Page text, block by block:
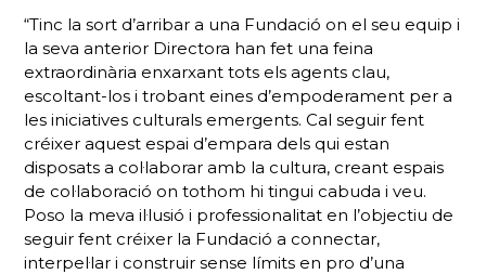
“Tinc la sort d’arribar a una Fundació on el seu equip i
la seva anterior Directora han fet una feina
extraordinària enxarxant tots els agents clau,
escoltant-los i trobant eines d’empoderament per a
les iniciatives culturals emergents. Cal seguir fent
créixer aquest espai d’empara dels qui estan
disposats a col·laborar amb la cultura, creant espais
de col·laboració on tothom hi tingui cabuda i veu.
Poso la meva il·lusió i professionalitat en l’objectiu de
seguir fent créixer la Fundació a connectar,
interpel·lar i construir sense límits en pro d’una